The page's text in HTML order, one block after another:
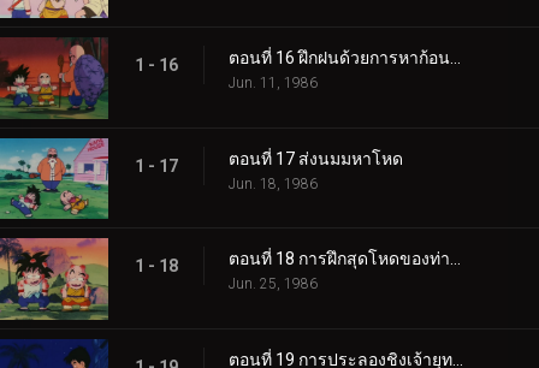
1 - 16 ตอนที่ 16 ฝึกฝนด้วยการหาก้อนหิน
Jun. 11, 1986
1 - 17 ตอนที่ 17 ส่งนมมหาโหด
Jun. 18, 1986
1 - 18 ตอนที่ 18 การฝึกสุดโหดของท่านผู้เฒ่าเต่า
Jun. 25, 1986